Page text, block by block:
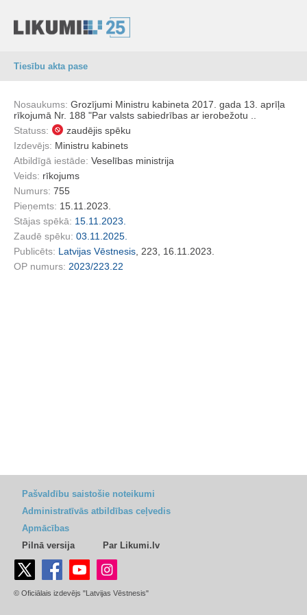
Tiesību akta pase
Nosaukums: Grozījumi Ministru kabineta 2017. gada 13. aprīļa
rīkojumā Nr. 188 "Par valsts sabiedrības ar ierobežotu ..
Statuss:
zaudējis spēku
Izdevējs: Ministru kabinets
Atbildīgā iestāde: Veselības ministrija
Veids: rīkojums
Numurs: 755
Pieņemts: 15.11.2023.
Stājas spēkā: 15.11.2023.
Zaudē spēku: 03.11.2025.
Publicēts: Latvijas Vēstnesis , 223, 16.11.2023.
OP numurs: 2023/223.22
Pašvaldību saistošie noteikumi
Administratīvās atbildības ceļvedis
Apmācības
Pilnā versija
Par Likumi.lv
© Oficiālais izdevējs "Latvijas Vēstnesis"